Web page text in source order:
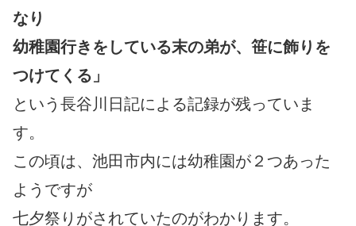
なり
幼稚園行きをしている末の弟が、笹に飾りを
つけてくる」
という長谷川日記による記録が残っていま
す。
この頃は、池田市内には幼稚園が２つあった
ようですが
七夕祭りがされていたのがわかります。